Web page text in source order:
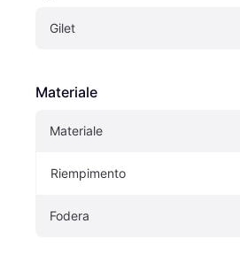
Gilet
Materiale
Materiale
Riempimento
Fodera